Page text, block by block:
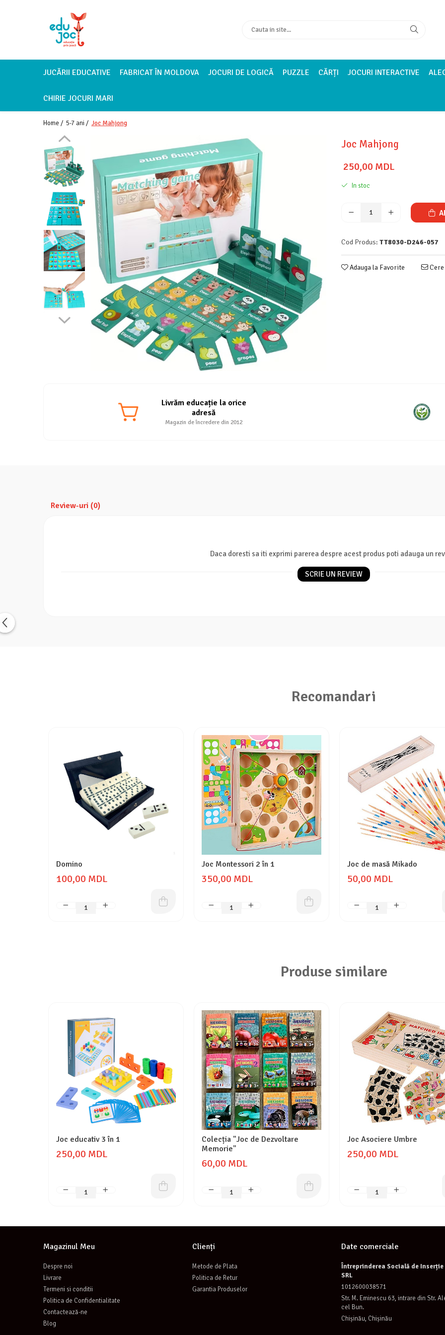
Alege Vârsta
JUCĂRII EDUCATIVE FABRICAT ÎN MOLDOVA JOCURI DE LOGICĂ PUZZLE CĂRȚI JOCURI INTERACTIVE
CHIRIE JOCURI MARI
Home / 5-7 ani / Joc Mahjong
Joc Mahjong
250,00 MDL
In stoc
Cod Produs: TT8030-D246-057
Adauga la Favorite
Livrăm educație la orice
adresă
Magazin de încredere din 2012
Review-uri (0)
Daca doresti sa iti exprimi parerea despre acest produs poti adauga un
SCRIE UN REVIEW
Recomandari
Domino
100,00 MDL
Joc Montessori 2 în 1
350,00 MDL
Joc de masă Mikado
50,00 MDL
Produse similare
Joc educativ 3 în 1
250,00 MDL
Colecția "Joc de Dezvoltare
Memorie"
60,00 MDL
Joc Asociere Umbre
250,00 MDL
Magazinul Meu
Despre noi
Livrare
Termeni si conditii
Politica de Confidentialitate
Contactează-ne
Blog
Clienți
Metode de Plata
Politica de Retur
Garantia Produselor
Date comerciale
Întreprinderea Socială de Inserție
SRL
1012600038571
Str. M. Eminescu 63, intrare din Str.
cel Bun.
Chișinău, Chișinău